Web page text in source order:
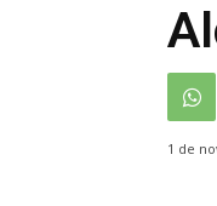
1 de